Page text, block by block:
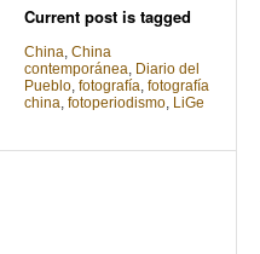
Current post is tagged
China, China
contemporánea, Diario del
Pueblo, fotografía, fotografía
china, fotoperiodismo, LiGe